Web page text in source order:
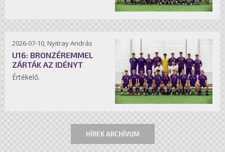
2026-07-10, Nyitray András
U16: BRONZÉREMMEL
ZÁRTÁK AZ IDÉNYT
Értékelő.
HÍREK ARCHÍVUM